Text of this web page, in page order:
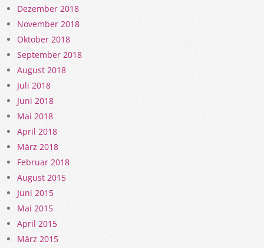
Dezember 2018
November 2018
Oktober 2018
September 2018
August 2018
Juli 2018
Juni 2018
Mai 2018
April 2018
März 2018
Februar 2018
August 2015
Juni 2015
Mai 2015
April 2015
März 2015